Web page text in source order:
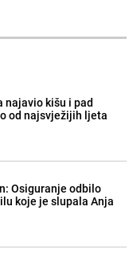
najavio kišu i pad
od najsvježijih ljeta
Osiguranje odbilo
koje je slupala Anja